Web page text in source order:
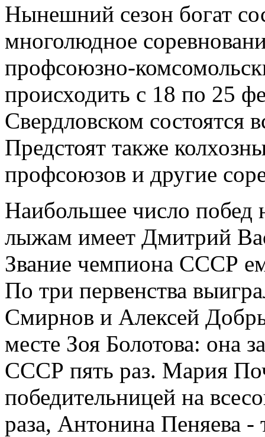
Нынешний сезон богат
многолюдное
профсоюзно-
происходить с 18 по 25
Свердловском состоятся
Предстоят также
профсоюзов и другие
Наибольшее число побед
лыжам имеет Дмитрий
Звание чемпиона СССР
По три первенства
Смирнов и Алексей
месте Зоя Болотова: она
СССР пять раз. Мария
победительницей на
раза, Антонина Пеняева -